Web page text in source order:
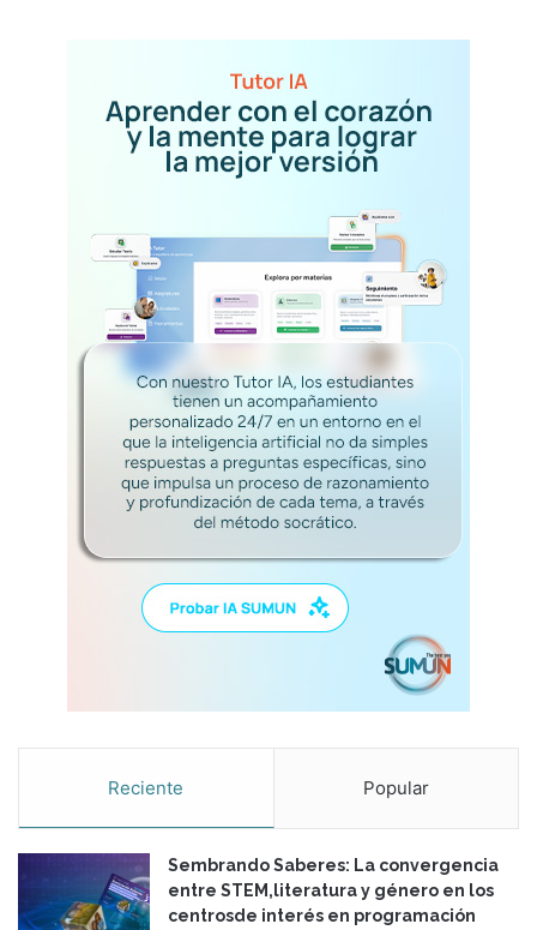
Reciente Popular
Sembrando Saberes: La convergencia
entre STEM,literatura y género en los
centrosde interés en programación